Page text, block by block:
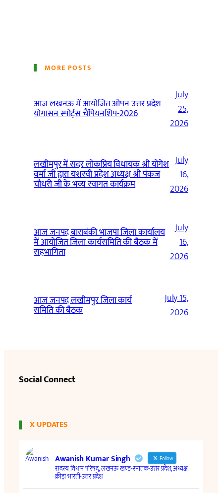
MORE POSTS
आज लखनऊ में आयोजित ओपन उत्तर प्रदेश
योगासन स्पोर्ट्स चैंपियनशिप-2026
July
25,
2026
लखीमपुर में सदर लोकप्रिय विधायक श्री योगेश
वर्मा जी द्वारा यशस्वी प्रदेश अध्यक्ष श्री पंकज
चौधरी जी के भव्य स्वागत कार्यक्रम
July
16,
2026
आज जनपद बाराबंकी भाजपा जिला कार्यालय
में आयोजित जिला कार्यसमिति की बैठक में
सहभागिता
July
16,
2026
आज जनपद लखीमपुर जिला कार्य
समिति की बैठक
July 15,
2026
Social Connect
X UPDATES